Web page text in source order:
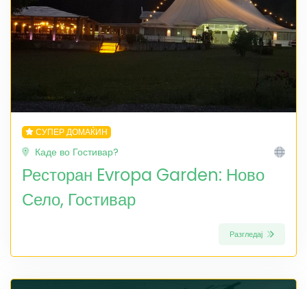
СУПЕР ДОМАЌИН
Каде во Гостивар?
Ресторан Evropa Garden: Ново
Село, Гостивар
Разгледај